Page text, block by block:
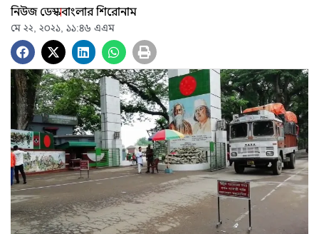
নিউজ ডেস্কবাংলার শিরোনাম
মে ২২, ২০২১, ১১:৪৬ এএম